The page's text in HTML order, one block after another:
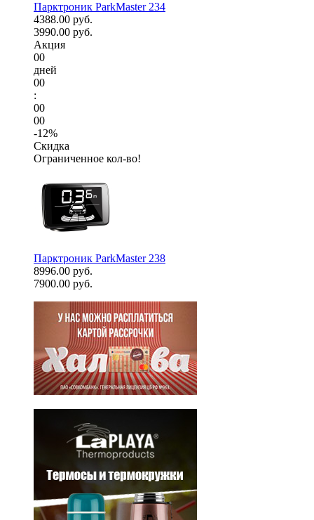
Парктроник ParkMaster 234
4388.00 руб.
3990.00 руб.
Акция
00
дней
00
:
00
00
-12%
Скидка
Ограниченное кол-во!
Парктроник ParkMaster 238
8996.00 руб.
7900.00 руб.